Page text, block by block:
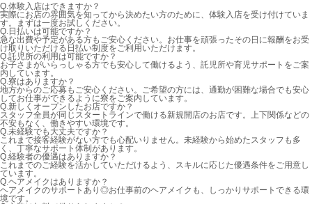
Q. 体験入店はできますか？
実際にお店の雰囲気を知ってから決めたい方のために、体験入店を受け付けていま
す。まずは一度お試しください。
Q. 日払いは可能ですか？
急な出費や予定がある方もご安心ください。お仕事を頑張ったその日に報酬をお受
け取りいただける日払い制度をご利用いただけます。
Q. 託児所の利用は可能ですか？
お子さまがいらっしゃる方でも安心して働けるよう、託児所や育児サポートをご案
内しています。
Q. 寮はありますか？
地方からのご応募もご安心ください。ご希望の方には、通勤が困難な場合でも安心
してお仕事ができるように寮をご案内しています。
Q. 新しくオープンしたお店ですか？
スタッフ全員が同じスタートラインで働ける新規開店のお店です。上下関係などの
不安もなく、働きやすい環境です。
Q. 未経験でも大丈夫ですか？
これまで接客経験がない方でも心配いりません。未経験から始めたスタッフも多
く、丁寧なサポート体制があります。
Q. 経験者の優遇はありますか？
これまでのご経験を活かしていただけるよう、スキルに応じた優遇条件をご用意し
ています。
Q. ヘアメイクはありますか？
ヘアメイクのサポートあり◎お仕事前のヘアメイクも、しっかりサポートできる環
境です。